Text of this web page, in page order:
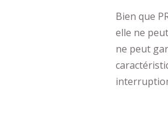
Bien que
elle ne
ne peut